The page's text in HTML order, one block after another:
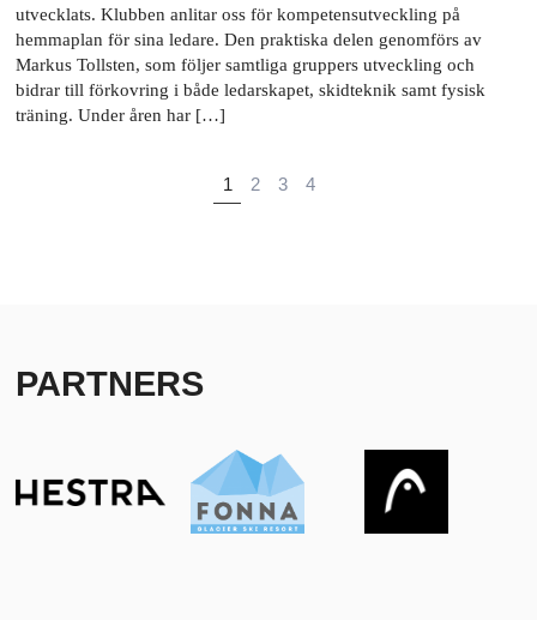
utvecklats. Klubben anlitar oss för kompetensutveckling på
hemmaplan för sina ledare. Den praktiska delen genomförs av
Markus Tollsten, som följer samtliga gruppers utveckling och
bidrar till förkovring i både ledarskapet, skidteknik samt fysisk
träning. Under åren har […]
1 2 3 4
PARTNERS